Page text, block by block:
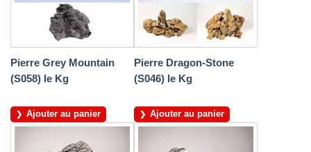
Pierre Grey Mountain
(S058) le Kg
Ajouter au panier
Pierre Dragon-Stone
(S046) le Kg
Ajouter au panier